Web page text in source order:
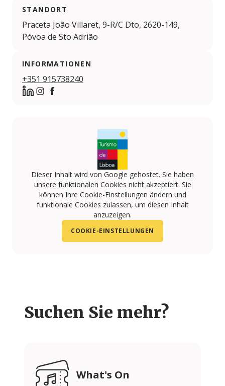
STANDORT
Praceta João Villaret, 9-R/C Dto, 2620-149,
Póvoa de Sto Adrião
INFORMATIONEN
+351 915738240
Dieser Inhalt wird von Google gehostet. Sie haben
unsere funktionalen Cookies nicht akzeptiert. Sie
können Ihre Cookie-Einstellungen ändern und
funktionale Cookies zulassen, um diesen Inhalt
anzuzeigen.
COOKIE-EINSTELLUNGEN
Suchen Sie mehr?
What's On